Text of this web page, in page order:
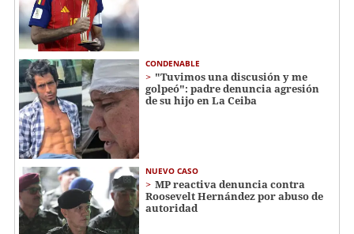
CONDENABLE
"Tuvimos una discusión y me
golpeó": padre denuncia agresión
de su hijo en La Ceiba
NUEVO CASO
MP reactiva denuncia contra
Roosevelt Hernández por abuso de
autoridad